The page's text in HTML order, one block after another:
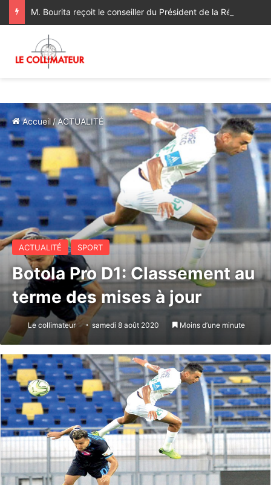
Accueil/ACTUALITÉ
ACTUALITÉ SPORT
Botola Pro D1: Classement au
terme des mises à jour
Le collimateur samedi 8 août 2020 Moins d’une minute